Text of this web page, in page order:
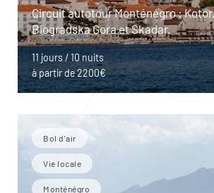
Circuit autotour Monténégro :
Biogradska Gora et Skadar.
11 jours / 10 nuits
à partir de 2200€
Bol d'air
Vie locale
Monténégro